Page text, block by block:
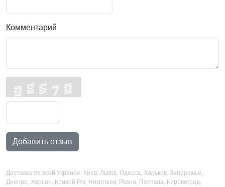
Комментарий
Добавить отзыв
Доставка по всей Украине: Киев, Львов, Одесса, Харьков, Запорожье,
Днепро, Херсон, Кривой Рог, Николаев, Ровно, Полтава, Кировоград,